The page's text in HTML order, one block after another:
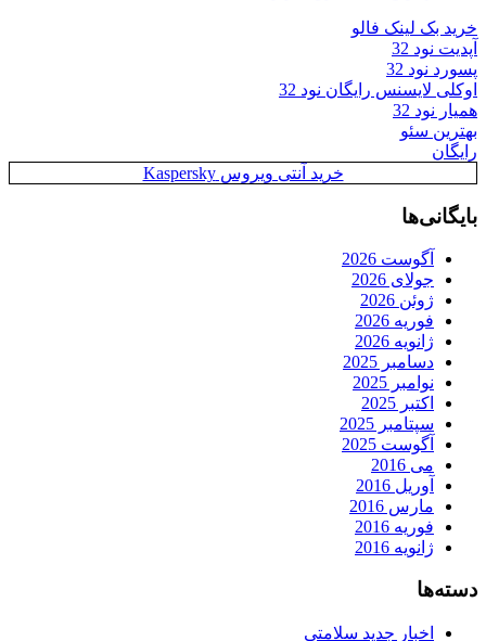
خرید بک لینک فالو
آپدیت نود 32
پسورد نود 32
اوکلی لایسنس رایگان نود 32
همیار نود 32
بهترین سئو
رایگان
خرید آنتی ویروس Kaspersky
بایگانی‌ها
آگوست 2026
جولای 2026
ژوئن 2026
فوریه 2026
ژانویه 2026
دسامبر 2025
نوامبر 2025
اکتبر 2025
سپتامبر 2025
آگوست 2025
می 2016
آوریل 2016
مارس 2016
فوریه 2016
ژانویه 2016
دسته‌ها
اخبار جدید سلامتی